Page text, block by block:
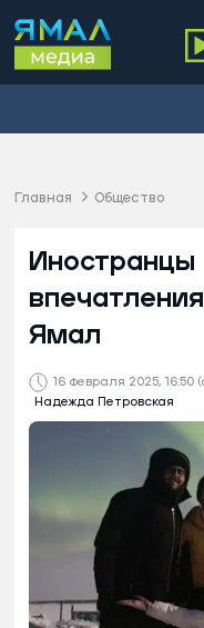
Главная Общество
16 февраля 2025, 16:50
Надежда Петровская
Иностранцы
Ямал